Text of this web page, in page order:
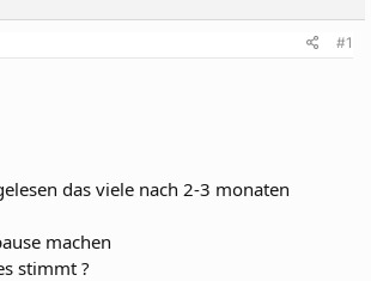
#1
das viele nach 2-3 monaten
machen
stimmt ?